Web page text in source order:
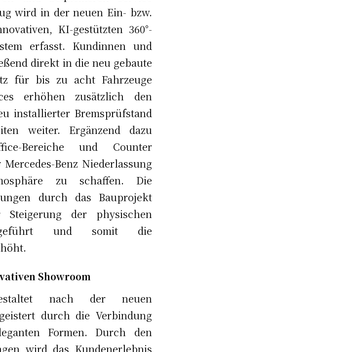
wird in der neuen Ein- bzw.
KI-gestützten 360°-
erfasst. Kundinnen und
direkt in die neu gebaute
für bis zu acht Fahrzeuge
erhöhen zusätzlich den
installierter Bremsprüfstand
weiter. Ergänzend dazu
Bereiche und Counter
Benz Niederlassung
zu schaffen. Die
durch das Bauprojekt
der physischen
geführt und somit die
Showroom
nach der neuen
durch die Verbindung
Formen. Durch den
wird das Kundenerlebnis